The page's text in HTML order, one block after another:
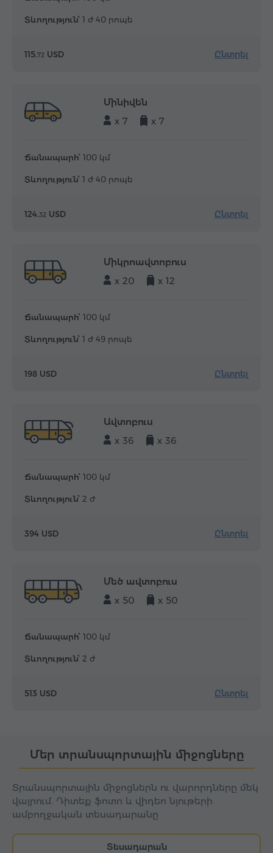
Տևողություն՝ 1 ժ 40 րոպե
115.72 USD Ընտրել
Մինիվեն
x 7
x 7
Ճանապարհ՝ 100 կմ
Տևողություն՝ 1 ժ 40 րոպե
124.32 USD Ընտրել
Միկրոավտոբուս
x 20
x 12
Ճանապարհ՝ 100 կմ
Տևողություն՝ 1 ժ 49 րոպե
198 USD Ընտրել
Ավտոբուս
x 36
x 36
Ճանապարհ՝ 100 կմ
Տևողություն՝ 2 ժ
394 USD Ընտրել
Մեծ ավտոբուս
x 50
x 50
Ճանապարհ՝ 100 կմ
Տևողություն՝ 2 ժ
513 USD Ընտրել
Մեր տրանսպորտային միջոցները
Տրանսպորտային միջոցներն ու վարորդները մեկ
վայրում. Դիտեք ֆոտո և վիդեո նյութերի
ամբողջական տեսադարանը
Տեսադարան